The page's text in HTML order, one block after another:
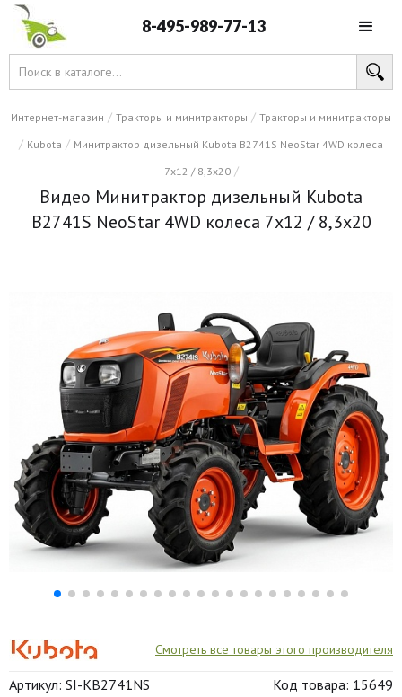
8-495-989-77-13
Интернет-магазин / Тракторы и минитракторы / Тракторы и минитракторы
/ Kubota / Минитрактор дизельный Kubota B2741S NeoStar 4WD колеса
7x12 / 8,3x20 /
Видео Минитрактор дизельный Kubota
B2741S NeoStar 4WD колеса 7x12 / 8,3x20
Смотреть все товары этого производителя
Артикул: SI-KB2741NS Код товара: 15649